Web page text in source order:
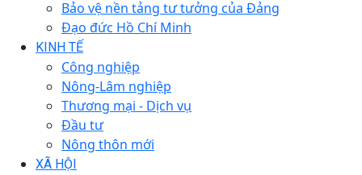
Bảo vệ nền tảng tư tưởng của Đảng
Đạo đức Hồ Chí Minh
KINH TẾ
Công nghiệp
Nông-Lâm nghiệp
Thương mại - Dịch vụ
Đầu tư
Nông thôn mới
XÃ HỘI